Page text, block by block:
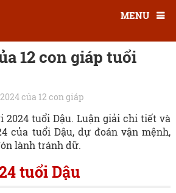
MENU
12 con giáp tuổi
của 12 con giáp
2024 tuổi Dậu. Luận giải chi tiết và
của tuổi Dậu, dự đoán vận mệnh,
lành tránh dữ.
tuổi Dậu